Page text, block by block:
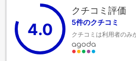
ビデオストリーミング、日刊紙、テ
メニティをご用意しております。当
は、必要な時のために、室内でのお飲
ます。 客室のバスルームには、必要
付けられており、快適な滞在をお約
たくない場合は、当宿泊施設にある
4.0
クチコミ評価
5件のクチコミ
クチコミは利用者のみ